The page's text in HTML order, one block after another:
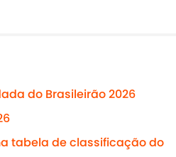
do Brasileirão 2026
tabela de classificação do